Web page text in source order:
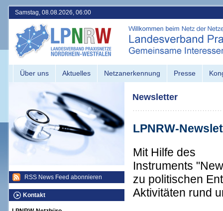
Samstag, 08.08.2026, 06:00
Über uns Aktuelles Netzanerkennung Presse
RSS News Feed abonnieren
Kontakt
Newsletter
LPNRW-
Mit Hilfe des
Instruments
zu politischen
Aktivitäten rund